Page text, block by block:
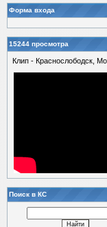
Форма входа
15244 просмотра
Клип - Краснослободск,
Поиск в КС